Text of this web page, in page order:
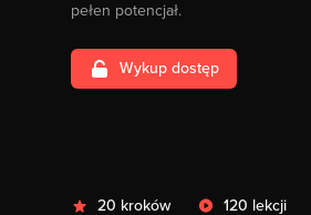
pełen potencjał.
Wykup dostęp
20 kroków 120 lekcji